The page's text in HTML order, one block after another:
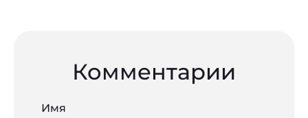
Комментарии
Имя